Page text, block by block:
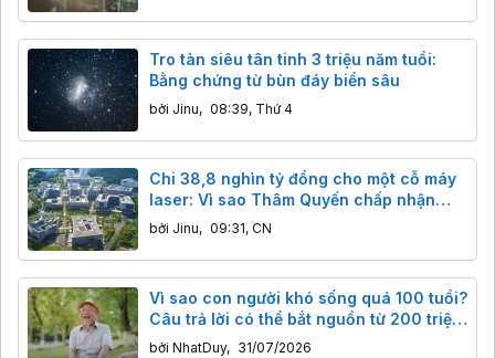
Tro tàn siêu tân tinh 3 triệu năm tuổi:
Bằng chứng từ bùn đáy biển sâu
bởi Jinu, 08:39, Thứ 4
Chi 38,8 nghìn tỷ đồng cho một cỗ máy
laser: Vì sao Thâm Quyến chấp nhận
"mài kiếm" cả trăm năm
bởi Jinu, 09:31, CN
Vì sao con người khó sống quá 100 tuổi?
Câu trả lời có thể bắt nguồn từ 200 triệu
năm trước
bởi NhatDuy, 31/07/2026